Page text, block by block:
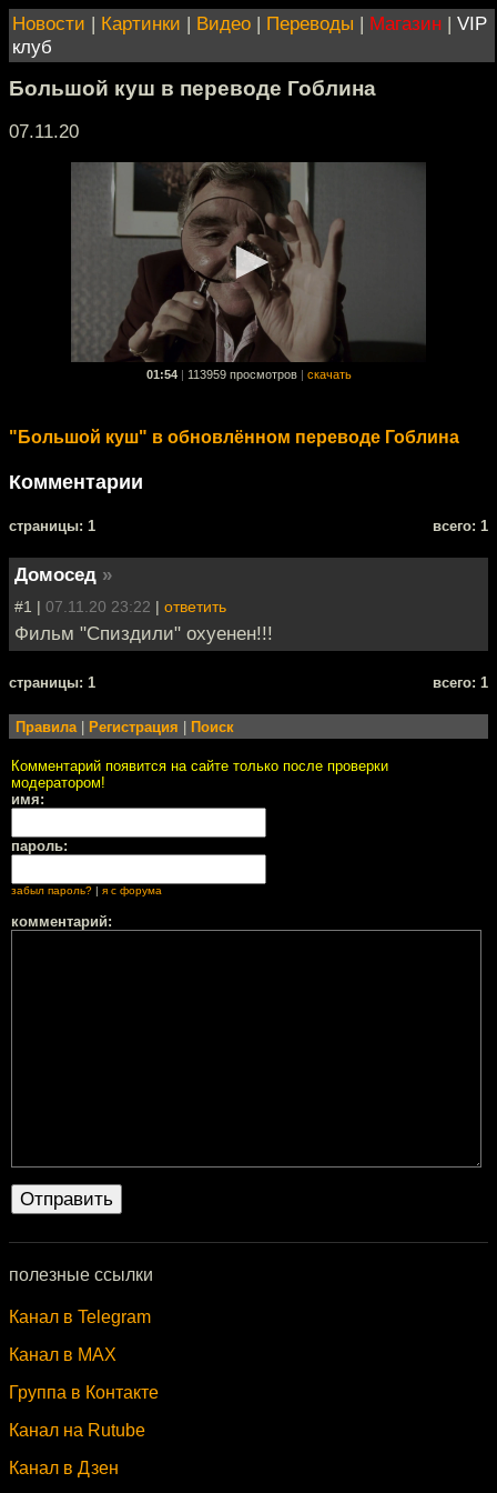
Новости | Картинки | Видео | Переводы | Магазин | VIP
клуб
Большой куш в переводе Гоблина
07.11.20
01:54 113959 просмотров скачать
"Большой куш" в обновлённом переводе Гоблина
Комментарии
cтраницы: 1 всего: 1
Домосед »
#1 | 07.11.20 23:22 | ответить
Фильм "Спиздили" охуенен!!!
cтраницы: 1 всего: 1
Правила| Регистрация Поиск
Комментарий появится на сайте только после проверки
модератором!
имя:
пароль:
забыл пароль? я с форума
комментарий:
полезные ссылки
Канал в Telegram
Канал в MAX
Группа в Контакте
Канал на Rutube
Канал в Дзен